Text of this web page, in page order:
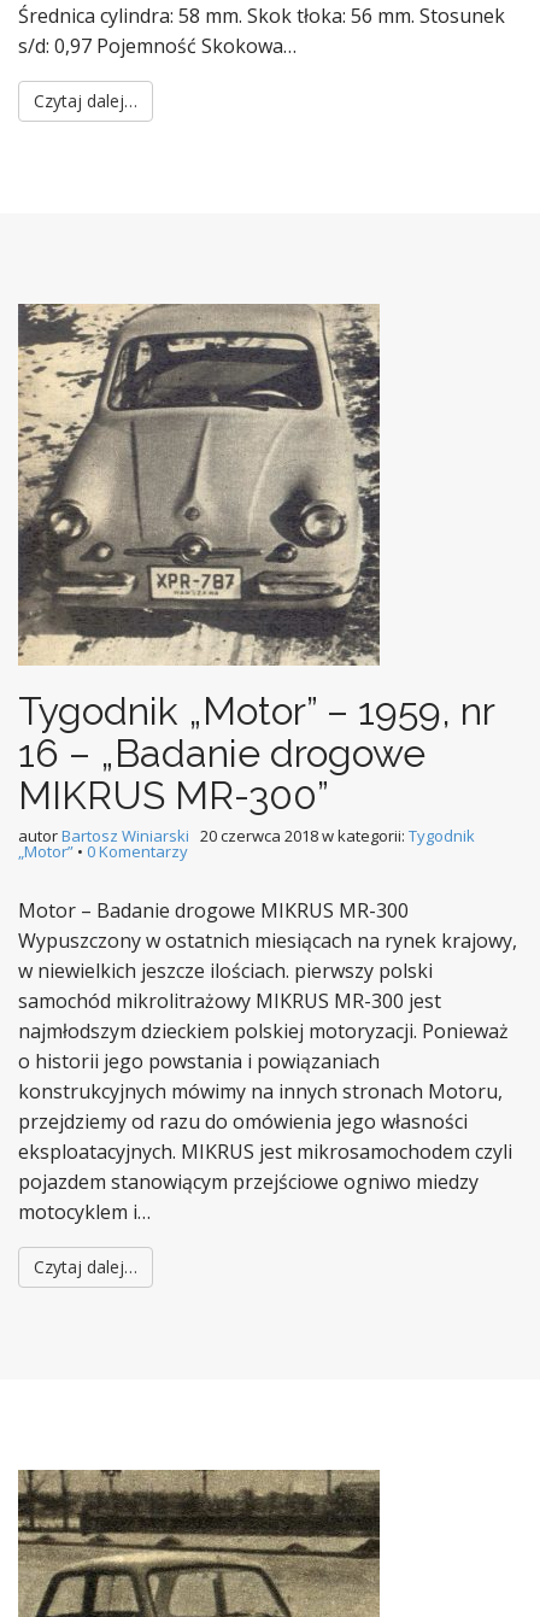
Średnica cylindra: 58 mm. Skok tłoka: 56 mm. Stosunek
s/d: 0,97 Pojemność Skokowa…
Czytaj dalej…
Tygodnik „Motor” – 1959, nr
16 – „Badanie drogowe
MIKRUS MR-300”
autorBartosz Winiarski 20 czerwca 2018w kategorii: Tygodnik
„Motor” • 0 Komentarzy
Motor – Badanie drogowe MIKRUS MR-300
Wypuszczony w ostatnich miesiącach na rynek krajowy,
w niewielkich jeszcze ilościach. pierwszy polski
samochód mikrolitrażowy MIKRUS MR-300 jest
najmłodszym dzieckiem polskiej motoryzacji. Ponieważ
o historii jego powstania i powiązaniach
konstrukcyjnych mówimy na innych stronach Motoru,
przejdziemy od razu do omówienia jego własności
eksploatacyjnych. MIKRUS jest mikrosamochodem czyli
pojazdem stanowiącym przejściowe ogniwo miedzy
motocyklem i…
Czytaj dalej…